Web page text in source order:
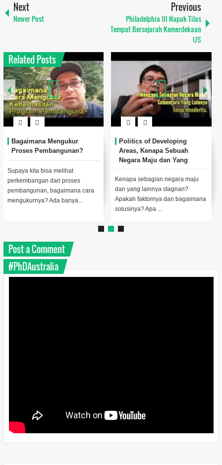
Next
Newer Post
Previous
Philadelphia III Napak Tilas
Tempat Bersejarah Kemerdekaan
US
Related Posts
Bagaimana Mengukur
Proses Pembangunan?
Supaya kita bisa melihat
perkembangan dari proses
pembangunan, bagaimana cara
mengukurnya? Ada banya...
Politics of Developing
Areas, Kenapa Sebuah
Negara Maju dan Yang
Lainnya Mundur?
Kenapa sebagian negara maju
dan yang lainnya stagnan?
Apakah faktornya dan bagaimana
solusinya? Apa ...
Post a Comment
#PhDAustralia